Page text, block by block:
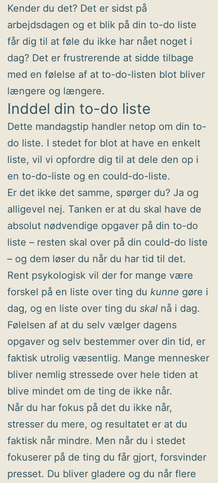
Kender du det? Det er sidst på
arbejdsdagen og et blik på din to-do liste
får dig til at føle du ikke har nået noget i
dag? Det er frustrerende at sidde tilbage
med en følelse af at to-do-listen blot bliver
længere og længere.
Inddel din to-do liste
Dette mandagstip handler netop om din to-
do liste. I stedet for blot at have en enkelt
liste, vil vi opfordre dig til at dele den op i
en to-do-liste og en could-do-liste.
Er det ikke det samme, spørger du? Ja og
alligevel nej. Tanken er at du skal have de
absolut nødvendige opgaver på din to-do
liste – resten skal over på din could-do liste
– og dem løser du når du har tid til det.
Rent psykologisk vil der for mange være
forskel på en liste over ting du kunne gøre i
dag, og en liste over ting du skal nå i dag.
Følelsen af at du selv vælger dagens
opgaver og selv bestemmer over din tid, er
faktisk utrolig væsentlig. Mange mennesker
bliver nemlig stressede over hele tiden at
blive mindet om de ting de ikke når.
Når du har fokus på det du ikke når,
stresser du mere, og resultatet er at du
faktisk når mindre. Men når du i stedet
fokuserer på de ting du får gjort, forsvinder
presset. Du bliver gladere og du når flere